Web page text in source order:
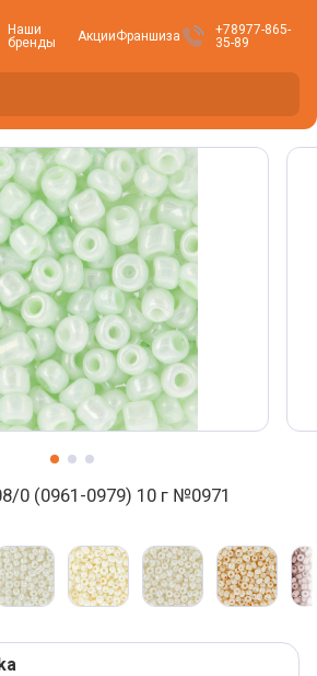
Наши
бренды
АкцииФраншиза
+78977-865-
35-89
0 (0961-0979) 10 г №0971
краткая характеристика